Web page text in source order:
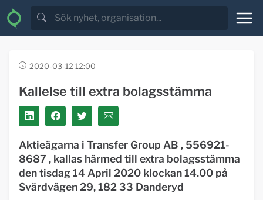
2020-03-12 12:00
Kallelse till extra bolagsstämma
Aktieägarna i Transfer Group AB , 556921-
8687 , kallas härmed till extra bolagsstämma
den tisdag 14 April 2020 klockan 14.00 på
Svärdvägen 29, 182 33 Danderyd